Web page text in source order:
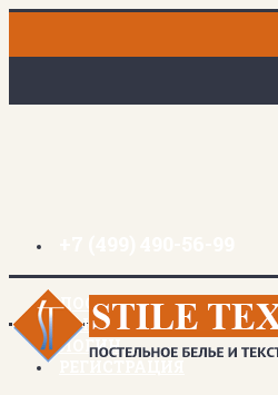
ДОСТАВКА И ОПЛАТА
ЗАКЛАДКИ (0)
ЛОГИН